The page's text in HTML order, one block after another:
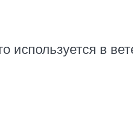
используется в